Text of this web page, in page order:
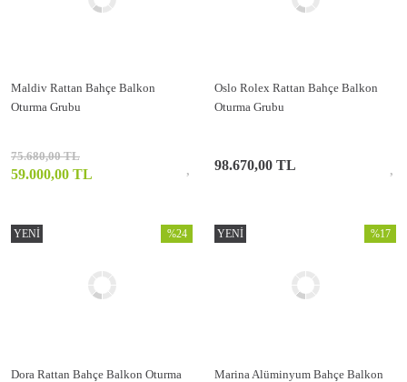
Maldiv Rattan Bahçe Balkon
Oturma Grubu
75.680,00 TL
59.000,00 TL
Oslo Rolex Rattan Bahçe Balkon
Oturma Grubu
98.670,00 TL
YENİ
Dora Rattan Bahçe Balkon Oturma
%24 YENİ
Marina Alüminyum Bahçe Balkon
%17